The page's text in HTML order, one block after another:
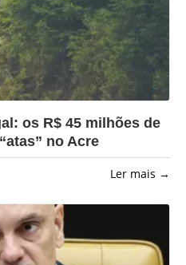
os R$ 45 milhões de
no Acre
Ler mais →